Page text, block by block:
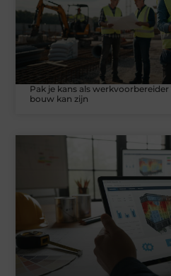
Pak je kans als
bouw kan zijn